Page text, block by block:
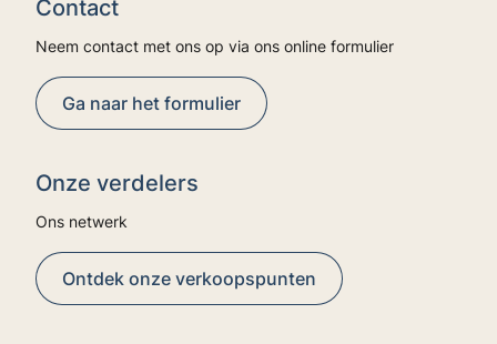
Contact
Neem contact met ons op via ons online formulier
Ga naar het formulier
Onze verdelers
Ons netwerk
Ontdek onze verkoopspunten